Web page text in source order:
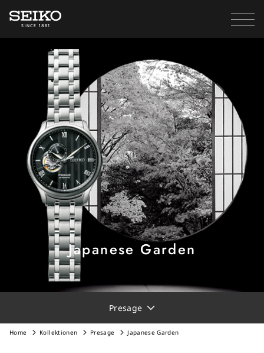
Japanese Garden
Presage
Home Kollektionen Presage Japanese Garden